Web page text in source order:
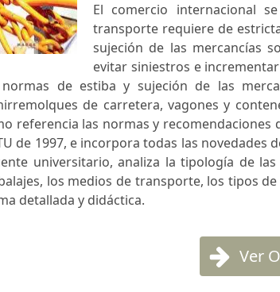
El comercio internacional
transporte requiere de
sujeción de las mercancías
evitar siniestros e
de estiba y sujeción de las
de carretera, vagones y
referencia las normas y recomendaciones
de 1997, e incorpora todas las novedades
universitario, analiza la tipología de
los medios de transporte, los tipos
detallada y didáctica.
Ver